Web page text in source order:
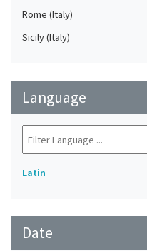
Rome (Italy)
Sicily (Italy)
Language
Latin
Date